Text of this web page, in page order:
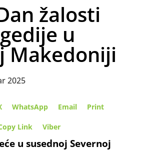
žalosti
u
Makedoniji
2025
WhatsApp Email Print
Link Viber
u susednoj Severnoj